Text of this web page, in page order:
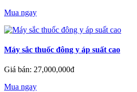
Mua ngay
Máy sắc thuốc đông y áp suất cao
Giá bán: 27,000,000đ
Mua ngay